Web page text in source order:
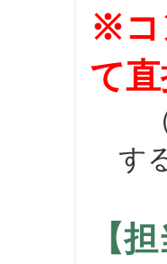
※コ
て
（
す
【